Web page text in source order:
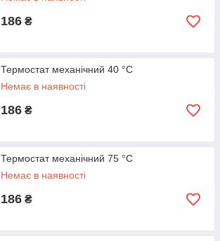
186 ₴
Термостат механічний 40 °C
Немає в наявності
186 ₴
Термостат механічний 75 °C
Немає в наявності
186 ₴